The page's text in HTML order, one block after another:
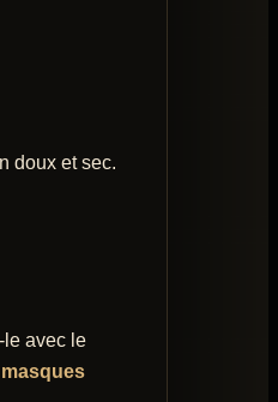
doux et sec.
le avec le
masques